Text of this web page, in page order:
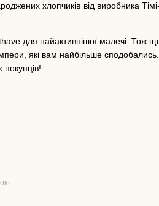
хлопчиків від виробника
для найактивнішої малечі. Тож
які вам найбільше